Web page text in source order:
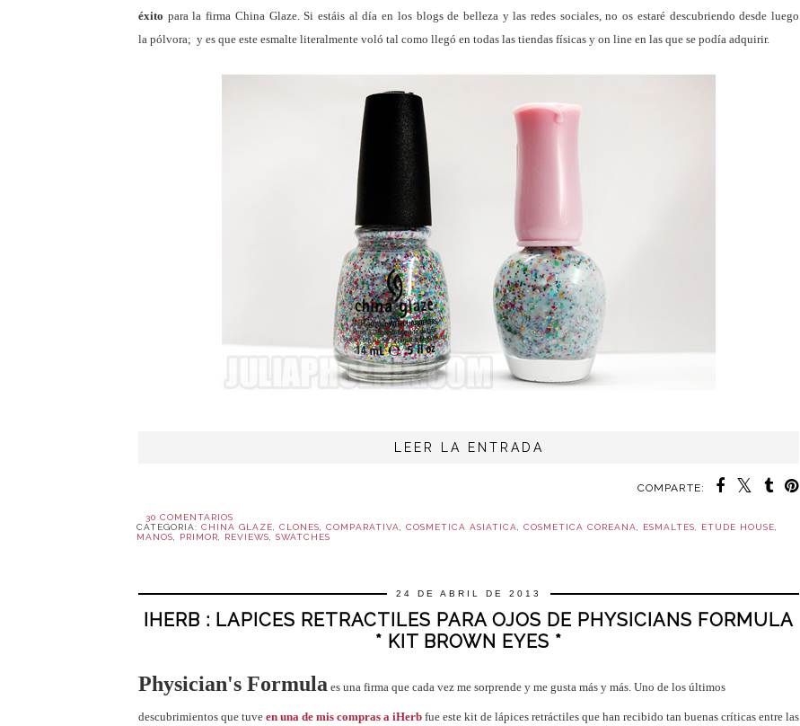
éxito para la firma China Glaze. Si estáis al día en los blogs de belleza y las redes sociales, no os estaré descubriendo desde luego
la pólvora; y es que este esmalte literalmente voló tal como llegó en todas las tiendas físicas y on line en las que se podía adquirir.
LEER LA ENTRADA
COMPARTE:
30 COMENTARIOS
CATEGORIA: CHINA GLAZE CLONES COMPARATIVA COSMETICA ASIATICA COSMETICA COREANA ESMALTES ETUDE HOUSE
MANOS
PRIMOR REVIEWS SWATCHES
24 DE ABRIL DE 2013
IHERB : LAPICES RETRACTILES PARA OJOS DE PHYSICIANS FORMULA
* KIT BROWN EYES *
Physician's Formula es una firma que cada vez me sorprende y me gusta más y más. Uno de los últimos
descubrimientos que tuve en una de mis compras a iHerb fue este kit de lápices retráctiles que han recibido tan buenas críticas entre las